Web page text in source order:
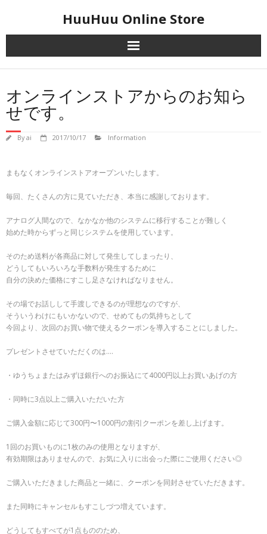
HuuHuu Online Store
オンラインストアからのお知ら
せです。
Byai 2017/10/17 Information
まもなくオンラインストアオープンいたします。
毎回、たくさんの方に見ていただき、本当に感謝しております。
アナログ人間なので、なかなか他のシステムに移行することが難しく
始めた時からずっと同じシステムを使用しています。
そのため送料が各商品に対して発生してしまったり、
どうしてもいろいろな手数料が発生するために
自分の決めた価格にすこし足さなければなりません。
その場でお話しして手渡しできるのが理想なのですが、
そういうわけにもいかないので、せめてもの気持ちとして
今回より、次回のお買い物で使えるクーポンを導入することにしました。
プレゼントさせていただくのは….
・ゆうちょまたはみずほ銀行へのお振込にて4000円以上お買いあげの方
・同時に3点以上ご購入いただいた方
ご購入金額に応じて300円〜1000円の割引クーポンを差し上げます。
1回のお買いものに1枚のみの使用となりますが、
有効期限はありませんので、お気に入りに出会った際にご使用ください◎
ご購入いただきました商品と一緒に、クーポンを同封させていただきます。
また同時にキャンセルもすこしづつ増えています。
どうしてもすべてが1点もののため、